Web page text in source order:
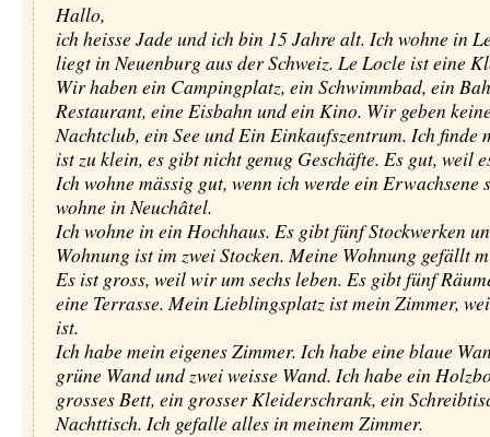
Hallo,
ich heisse Jade und ich bin 15 Jahre alt. Ich wohne in
liegt in Neuenburg aus der Schweiz. Le Locle ist eine
Wir haben ein Campingplatz, ein Schwimmbad, ein
Restaurant, eine Eisbahn und ein Kino. Wir geben
Nachtclub, ein See und Ein Einkaufszentrum. Ich finde
ist zu klein, es gibt nicht genug Geschäfte. Es gut, weil
Ich wohne mässig gut, wenn ich werde ein Erwachsene
wohne in Neuchâtel.
Ich wohne in ein Hochhaus. Es gibt fünf Stockwerken
Wohnung ist im zwei Stocken. Meine Wohnung gefällt
Es ist gross, weil wir um sechs leben. Es gibt fünf
eine Terrasse. Mein Lieblingsplatz ist mein Zimmer,
ist.
Ich habe mein eigenes Zimmer. Ich habe eine blaue
grüne Wand und zwei weisse Wand. Ich habe ein
grosses Bett, ein grosser Kleiderschrank, ein
Nachttisch. Ich gefalle alles in meinem Zimmer.